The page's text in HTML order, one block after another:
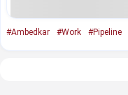
#Ambedkar #Work #Pipeline